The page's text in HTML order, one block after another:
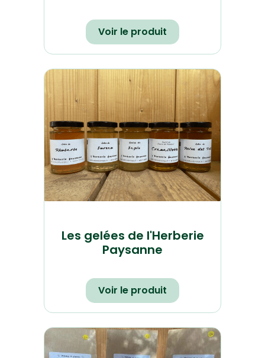
Voir le produit
Les gelées de l'Herberie
Paysanne
Voir le produit